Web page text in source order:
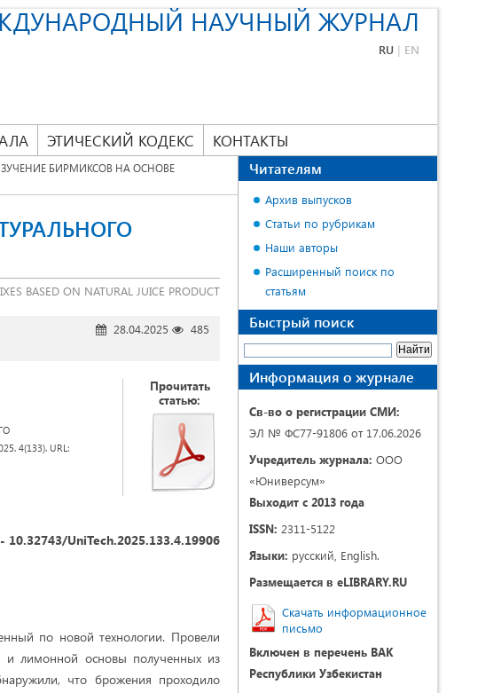
НАУЧНЫЙ ЖУРНАЛ
RU | EN
ЭТИЧЕСКИЙ КОДЕКС КОНТАКТЫ
БИРМИКСОВ НА ОСНОВЕ
BASED ON NATURAL JUICE PRODUCT
28.04.2025
485
4(133). URL:
Прочитать
статью:
10.32743/UniTech.2025.133.4.19906
по новой технологии. Провели
и лимонной основы полученных из
что брожения проходило
Читателям
Архив выпусков
Статьи по рубрикам
Наши авторы
Расширенный поиск по
статьям
Быстрый поиск
Информация о журнале
Св-во о регистрации СМИ:
ЭЛ № ФС77-91806 от 17.06.2026
Учредитель журнала: ООО
«Юниверсум»
Выходит с 2013 года
ISSN: 2311-5122
Языки: русский, English.
Размещается в eLIBRARY.RU
Скачать информационное
письмо
Включен в перечень ВАК
Республики Узбекистан